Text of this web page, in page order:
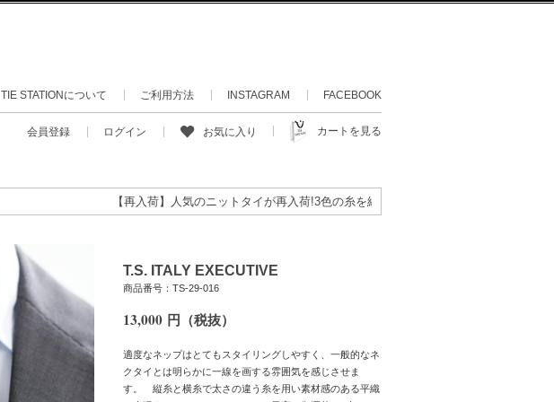
TIE STATIONについて ご利用方法 INSTAGRAM FACEBOOK
会員登録 ログイン お気に入り カートを見る
【再入荷】人気のニットタイが再入荷!3色の糸を絡めて織り上げたあまり目にすること
T.S. ITALY EXECUTIVE
商品番号：TS-29-016
13,000 円（税抜）
適度なネップはとてもスタイリングしやすく、一般的なネ
クタイとは明らかに一線を画する雰囲気を感じさせま
す。 縦糸と横糸で太さの違う糸を用い素材感のある平織